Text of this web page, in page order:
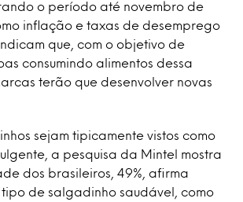
o período até novembro de
inflação e taxas de desemprego
que, com o objetivo de
consumindo alimentos dessa
terão que desenvolver novas
sejam tipicamente vistos como
a pesquisa da Mintel mostra
dos brasileiros, 49%, afirma
tipo de salgadinho saudável, como